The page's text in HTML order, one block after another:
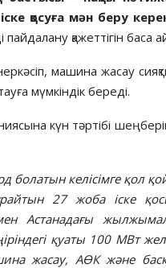
қосуға мән беру
қажеттігін баса
машина жасау
мүмкіндік береді.
күн тәртібі
болатын келісімге қол
27 жоба іске
Астанадағы
қуаты 100 МВт
жасау, АӨК және